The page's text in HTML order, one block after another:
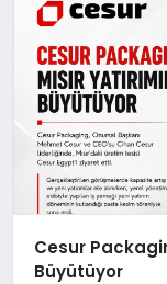
Cesur
Büyütüyor